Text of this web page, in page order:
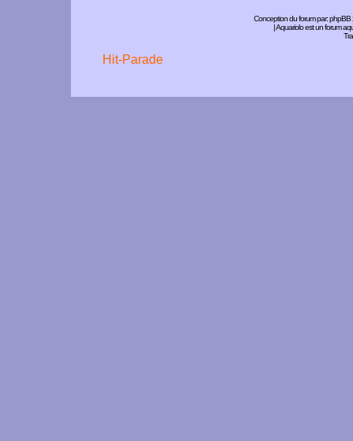
Conception du forum par:phpBB
| Aquariolo est un forum